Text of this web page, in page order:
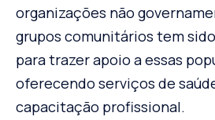
organizações não
grupos comunitários tem
para trazer apoio a essas
oferecendo serviços de
capacitação profissional.